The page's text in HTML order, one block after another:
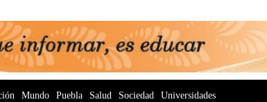
Mundo Puebla Salud Sociedad Universidades